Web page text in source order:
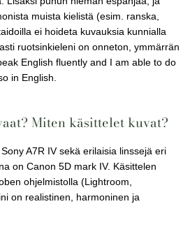
muista kielistä (esim. ranska,
ei hoideta kuvauksia kunnialla
ruotsinkieleni on onneton, ymmärrän
English fluently and I am able to do
in English.
Miten käsittelet kuvat?
A7R IV sekä erilaisia linssejä eri
on Canon 5D mark IV. Käsittelen
ohjelmistolla (Lightroom,
on realistinen, harmoninen ja